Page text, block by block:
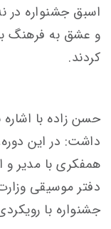
اسبق جشنواره در
و عشق به فرهنگ
کردند.
حسن زاده با اشاره
داشت: در این
همفکری با مدیر
دفتر موسیقی
جشنواره با